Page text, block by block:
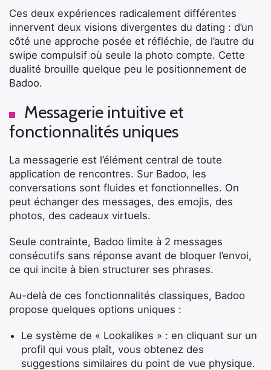
Ces deux expériences radicalement différentes
innervent deux visions divergentes du dating : d’un
côté une approche posée et réfléchie, de l’autre du
swipe compulsif où seule la photo compte. Cette
dualité brouille quelque peu le positionnement de
Badoo.
Messagerie intuitive et
fonctionnalités uniques
La messagerie est l’élément central de toute
application de rencontres. Sur Badoo, les
conversations sont fluides et fonctionnelles. On
peut échanger des messages, des emojis, des
photos, des cadeaux virtuels.
Seule contrainte, Badoo limite à 2 messages
consécutifs sans réponse avant de bloquer l’envoi,
ce qui incite à bien structurer ses phrases.
Au-delà de ces fonctionnalités classiques, Badoo
propose quelques options uniques :
Le système de « Lookalikes » : en cliquant sur un
profil qui vous plaît, vous obtenez des
suggestions similaires du point de vue physique.